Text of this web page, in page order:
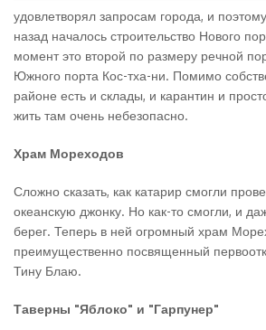
удовлетворял запросам города, и
назад началось строительство Нового
момент это второй по размеру речной
Южного порта Кос-тха-ни. Помимо
районе есть и склады, и карантин и
жить там очень небезопасно.
Храм Мореходов
Сложно сказать, как катарир смогли
океанскую джонку. Но как-то смогли, и
берег. Теперь в ней огромный храм
преимущественно посвященный
Тину Блаю.
Таверны "Яблоко" и "Гарпунер"